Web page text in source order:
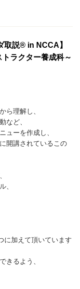
取説® in NCCA】
ラクター養成科～
ら理解し、
など、
ューを作成し、
開講されているこの
、
に加えて頂いています
きるよう、